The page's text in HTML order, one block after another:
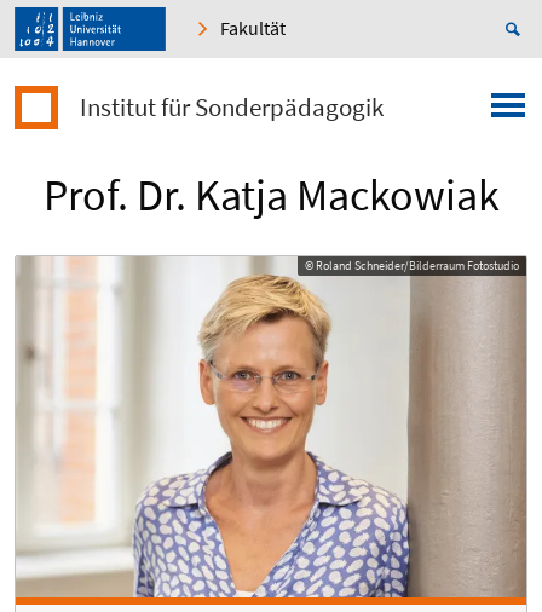
Fakultät
Institut für Sonderpädagogik
Prof. Dr. Katja Mackowiak
© Roland Schneider/Bilderraum Fotostudio